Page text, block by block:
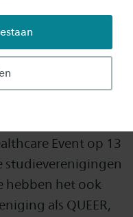
maar ook bij
aan bij Madelief
Psychologie en
Event op 13
studieverenigingen
hebben het ook
als QUEER,